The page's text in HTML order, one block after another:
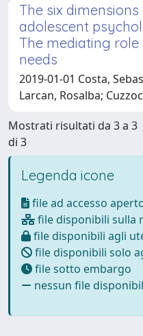
The six
adolescent
The mediating
needs
2019-01-01 Costa,
Larcan, Rosalba;
Mostrati risultati da 3 a 3
di 3
Legenda icone
file ad accesso
file disponibili sulla
file disponibili agli
file disponibili solo
file sotto embargo
nessun file